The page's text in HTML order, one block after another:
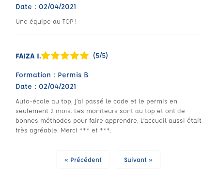
Date : 02/04/2021
Une équipe au TOP !
FAIZA I. (5/5)
Formation : Permis B
Date : 02/04/2021
Auto-école au top, j’ai passé le code et le permis en
seulement 2 mois. Les moniteurs sont au top et ont de
bonnes méthodes pour faire apprendre. L’accueil aussi était
très agréable. Merci *** et ***.
« Précédent Suivant »